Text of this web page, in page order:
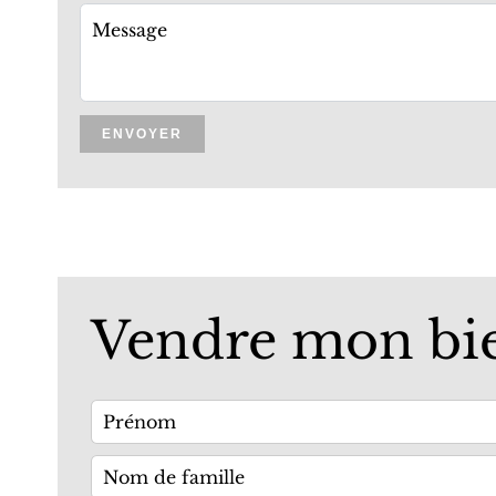
ENVOYER
Vendre mon